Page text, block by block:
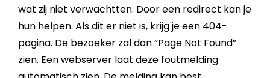
wat zij niet verwachtten. Door een redirect kan je
hun helpen. Als dit er niet is, krijg je een 404-
pagina. De bezoeker zal dan “Page Not Found”
zien. Eenwebserverlaat deze foutmelding